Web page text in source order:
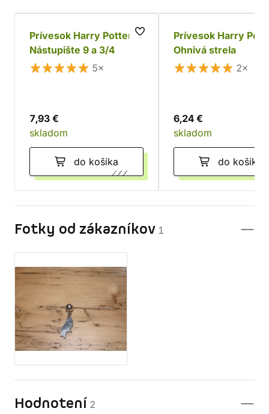
Prívesok Harry Potter
Nástupište 9 a 3/4
5×
7,93 €
skladom
do košíka
Prívesok Harry
Ohnivá strela
2×
6,24 €
skladom
do košíka
Fotky od zákazníkov 1
Hodnotení 2